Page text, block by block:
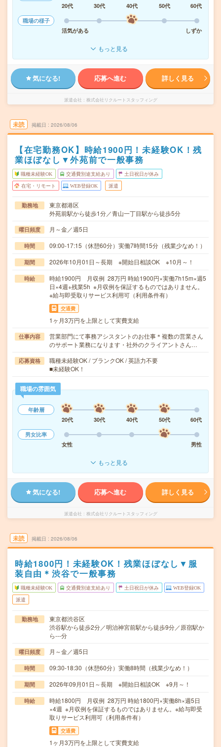
20代
30代 40代 50代
60代
職場の様子
活気がある
しずか
もっと見る
気になる! 応募へ進む 詳しく見る
派遣会社 株式会社リクルートスタッフィング
未読 掲載日 2026/08/06
【在宅勤務OK】時給1900円！未経験OK！残
業ほぼなし▼外苑前で一般事務
職種未経験OK 交通費別途支給あり 土日祝日が休み
在宅・リモート WEB登録OK 派遣
勤務地
東京都港区
外苑前駅から徒歩1分／青山一丁目駅から徒歩5分
曜日頻度 月～金／週5日
時間 09:00-17:15（休憩60分）実働7時間15分（残業少なめ！）
期間 2026年10月01日～長期 ※開始日相談OK ※10月～！
時給
時給1900円 月収例 28万円 時給1900円×実働7h15m×週5
日×4週+残業5h ※月収例を保証するものではありません。
※給与即受取りサービス利用可（利用条件有）
交通費
1ヶ月3万円を上限として実費支給
仕事内容
営業部門にて事務アシスタントのお仕事＊複数の営業さん
のサポート業務になります・社外のクライアントさん…
応募資格
職種未経験OK / ブランクOK / 英語力不要
■未経験OK！
職場の雰囲気
年齢層
20代
30代 40代 50代
60代
男女比率
女性
男性
もっと見る
気になる! 応募へ進む 詳しく見る
派遣会社 株式会社リクルートスタッフィング
未読 掲載日 2026/08/06
時給1800円！未経験OK！残業ほぼなし▼服
装自由＊渋谷で一般事務
職種未経験OK 交通費別途支給あり 土日祝日が休み WEB登録OK
派遣
勤務地
東京都渋谷区
渋谷駅から徒歩2分／明治神宮前駅から徒歩9分／原宿駅か
ら---分
曜日頻度 月～金／週5日
時間 09:30-18:30（休憩60分）実働8時間（残業少なめ！）
期間 2026年09月01日～長期 ※開始日相談OK ※9月～！
時給
時給1800円 月収例 28万円 時給1800円×実働8h×週5日
×4週 ※月収例を保証するものではありません。※給与即受
取りサービス利用可（利用条件有）
交通費
1ヶ月3万円を上限として実費支給